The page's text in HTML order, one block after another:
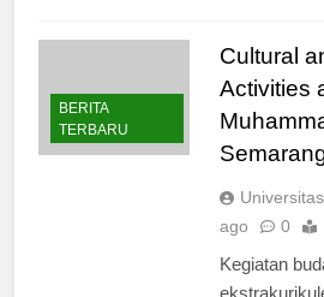
BERITA
Cultural
Activities
Semarang
Universitas
Kegiatan